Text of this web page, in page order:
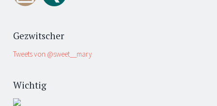
Gezwitscher
Tweets von @sweet__mary
Wichtig